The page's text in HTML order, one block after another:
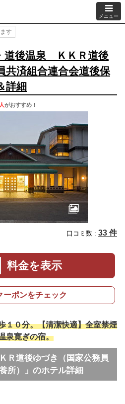
メニュー
す
道後温泉 ＫＫＲ道後
共済組合連合会道後保
詳細
人がおすすめ！
口コミ数 : 33 件
料金を表示
ーポンをチェック
１０分。【清潔快適】全室禁煙
泉寛ぎの宿。
Ｒ道後ゆづき（国家公務員
所）」のホテル詳細